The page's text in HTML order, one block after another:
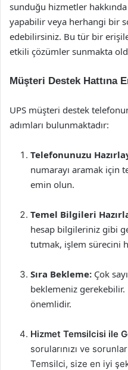
sunduğu hizmetler
yapabilir veya herhangi bir
edebilirsiniz. Bu tür bir
etkili çözümler sunmakta
Müşteri Destek Hattına
UPS müşteri destek
adımları bulunmaktadır:
Telefonunuzu
numarayı aramak için
emin olun.
Temel Bilgileri
hesap bilgileriniz gibi
tutmak, işlem sürecini
Sıra Bekleme: Çok
beklemeniz gerekebilir.
önemlidir.
Hizmet Temsilcisi ile
sorularınızı ve
Temsilci, size en iyi